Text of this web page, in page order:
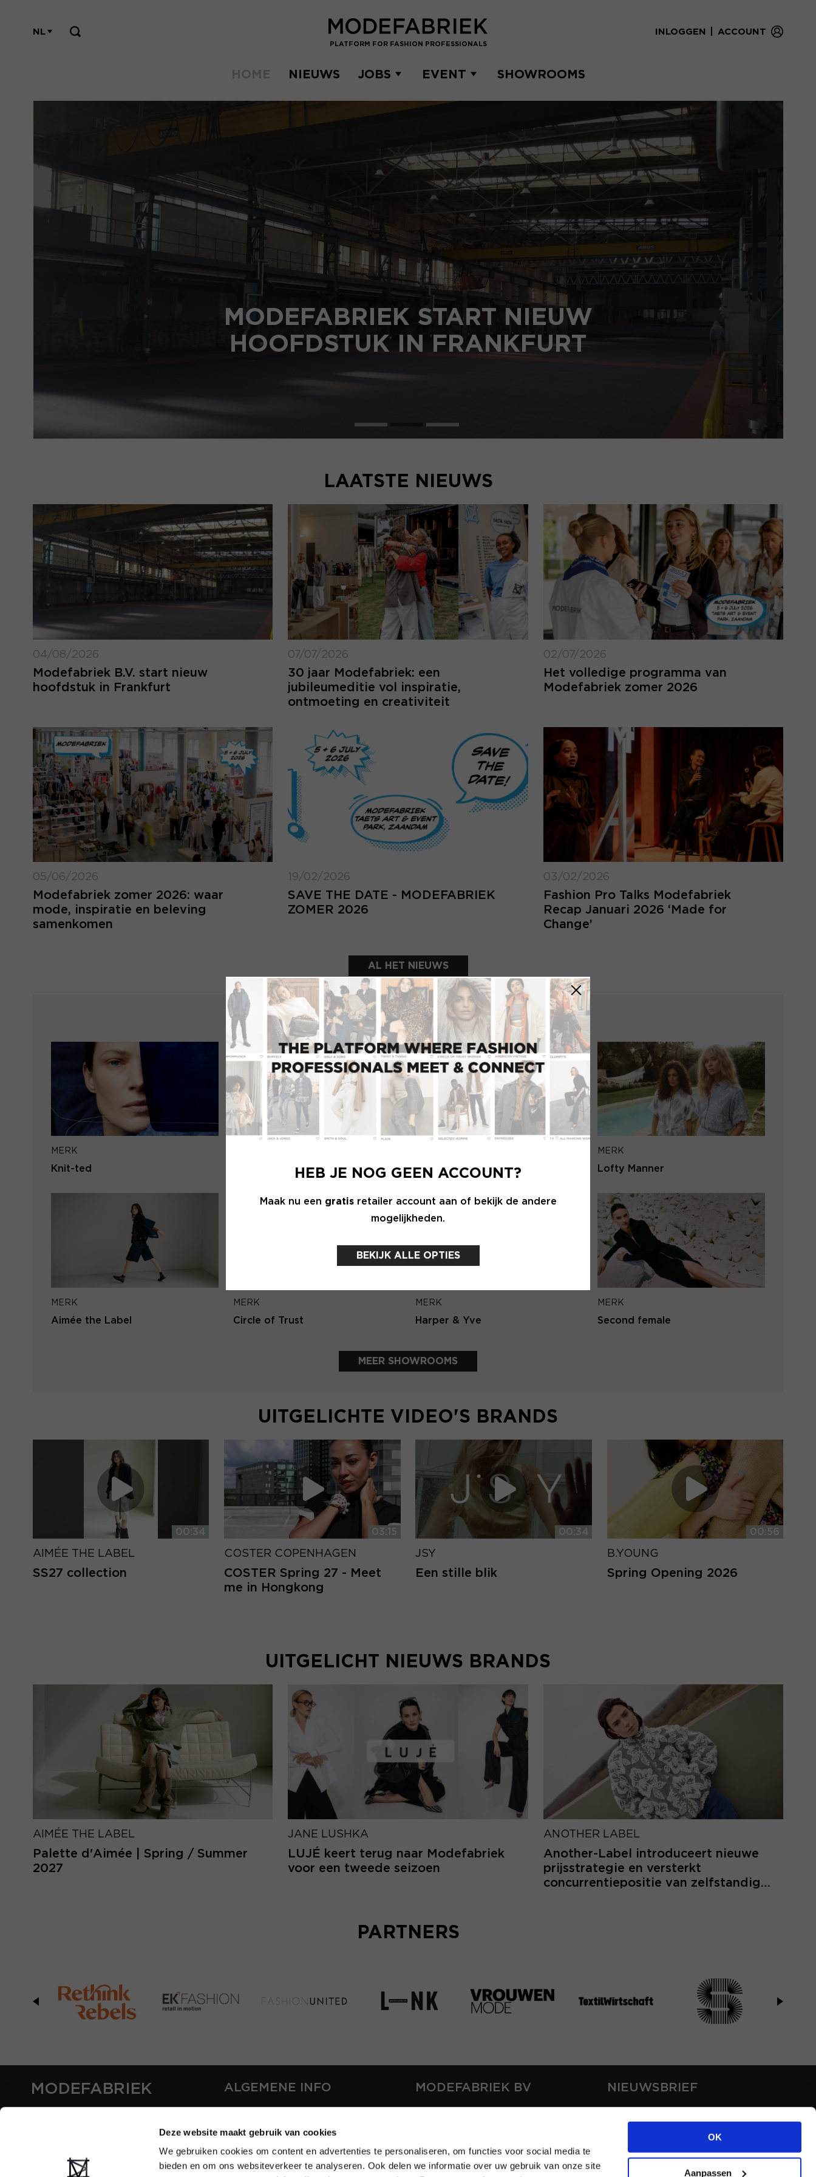
Deze website maakt gebruik van cookies
We gebruiken cookies om content en advertenties te personaliseren, om functies voor social media te
bieden en om ons websiteverkeer te analyseren. Ook delen we informatie over uw gebruik van onze site
OK
Aanpassen
INLOGGEN
E-mailadres
Wachtwoord
LOGIN VERGETEN
Inloggegevens kwijt? Vul het e-mailadres in
dat hoort bij jouw account en klik op
verstuur.
E-mailadres
VERSTUUR
MAAK JE ACCOUNT NU AAN
PLATFORM FOR FASHION PROFESSIONALS
INLOGGEN ACCOUNT
NL
HOME NIEUWS JOBS EVENT SHOWROOMS
HEB JE NOG GEEN ACCOUNT?
Maak nu een gratisretailer account aan of bekijk de andere
mogelijkheden.
BEKIJK ALLE OPTIES
MODEFABRIEK START NIEUW
HOOFDSTUK IN FRANKFURT
LAATSTE NIEUWS
04/08/2026
Modefabriek B.V. start nieuw
hoofdstuk in Frankfurt
07/07/2026
30 jaar Modefabriek: een
jubileumeditie vol inspiratie,
ontmoeting en creativiteit
02/07/2026
Het volledige programma van
Modefabriek zomer 2026
05/06/2026
Modefabriek zomer 2026: waar
mode, inspiratie en beleving
samenkomen
19/02/2026
SAVE THE DATE - MODEFABRIEK
ZOMER 2026
03/02/2026
Fashion Pro Talks Modefabriek
Recap Januari 2026 ‘Made for
Change’
AL HET NIEUWS
UITGELICHTE SHOWROOMS
MERK
Knit-ted Aaiko
MERK
Lofty Manner
MERK
Aimée the Label
MERK
Circle of Trust
MERK
Harper & Yve
MERK
Second female
MEER SHOWROOMS
UITGELICHTE VIDEO'S BRANDS
00:34
AIMÉE THE LABEL
SS27 collection
03:15
COSTER COPENHAGEN
COSTER Spring 27 - Meet
me in Hongkong
00:34
JSY
Een stille blik
00:56
B.YOUNG
Spring Opening 2026
UITGELICHT NIEUWS BRANDS
AIMÉE THE LABEL
Palette d'Aimée | Spring / Summer
2027
JANE LUSHKA
LUJÉ keert terug naar Modefabriek
voor een tweede seizoen
ANOTHER LABEL
Another-Label introduceert nieuwe
prijsstrategie en versterkt
concurrentiepositie van zelfstandige
PARTNERS
MODEFABRIEK ALGEMENE INFO
CONTACT
PARTNERS
ADVERTEREN
MODEFABRIEK BV
SHIFT
NIEUWSBRIEF
laatste nieuws via de